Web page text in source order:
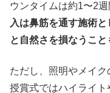
ウンタイムは約1〜2週
入は鼻筋を通す施術
と自然さを損なうこと
ただし、照明やメイ
授賞式ではハイライ